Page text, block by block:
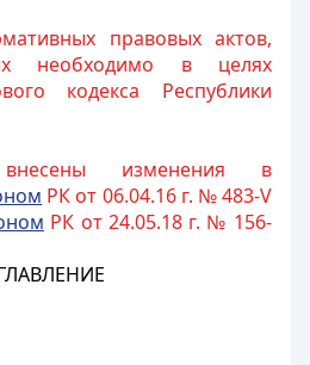
правовых актов,
необходимо в целях
кодекса Республики
изменения в
РК от 06.04.16 г. № 483-V
РК от 24.05.18 г. № 156-